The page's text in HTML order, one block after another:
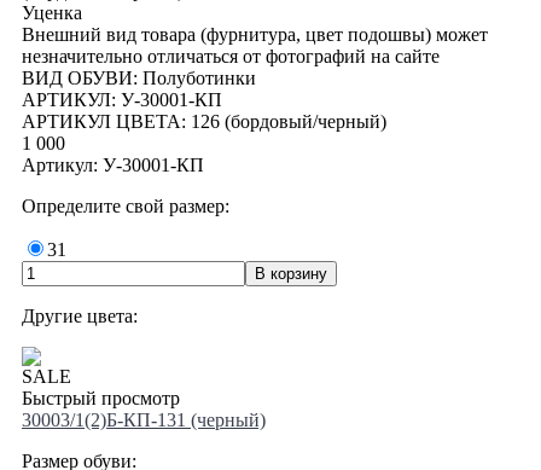
Уценка
Внешний вид товара (фурнитура, цвет подошвы) может
незначительно отличаться от фотографий на сайте
ВИД ОБУВИ: Полуботинки
АРТИКУЛ: У-30001-КП
АРТИКУЛ ЦВЕТА: 126 (бордовый/черный)
1 000
Артикул: У-30001-КП
Определите свой размер:
31
Другие цвета:
SALE
Быстрый просмотр
30003/1(2)Б-КП-131 (черный)
Размер обуви: